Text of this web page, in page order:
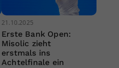
21.10.2025
Erste Bank Open:
Misolic zieht
erstmals ins
Achtelfinale ein